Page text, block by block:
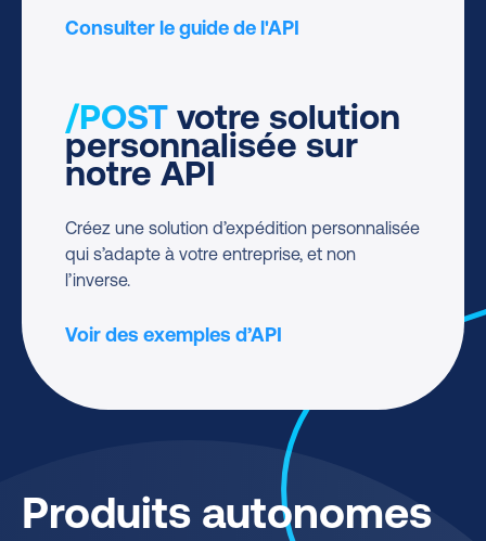
Consulter le guide de l'API
/POST votre solution
personnalisée sur
notre API
Créez une solution d’expédition personnalisée
qui s’adapte à votre entreprise, et non
l’inverse.
Voir des exemples d’API
Produits autonomes